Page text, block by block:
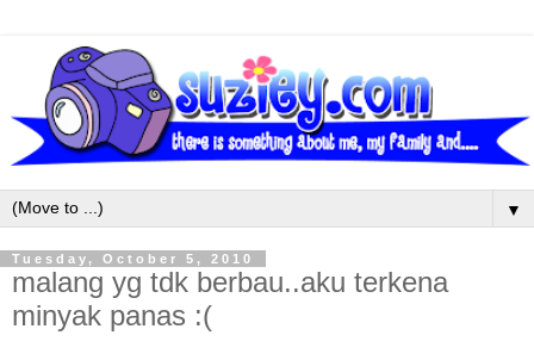
▼
Tuesday, October 5, 2010
malang yg tdk berbau..aku terkena
minyak panas :(